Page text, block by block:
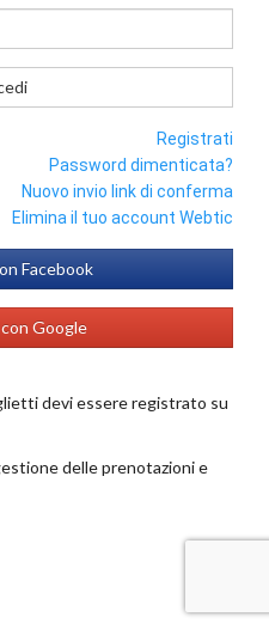
Registrati
Password dimenticata?
Nuovo invio link di conferma
Elimina il tuo account Webtic
Facebook
Google
devi essere registrato su
delle prenotazioni e